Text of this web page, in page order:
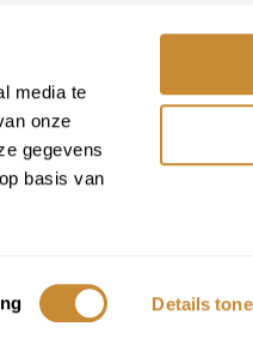
media te
onze
gegevens
basis van
Details
Sitemap